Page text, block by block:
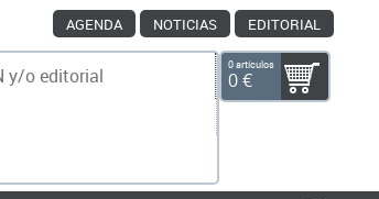
AGENDA NOTICIAS EDITORIAL
0 artículos
0 €